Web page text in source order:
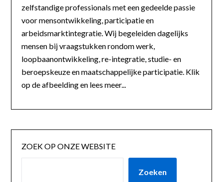
zelfstandige professionals met een gedeelde passie
voor mensontwikkeling, participatie en
arbeidsmarktintegratie. Wij begeleiden dagelijks
mensen bij vraagstukken rondom werk,
loopbaanontwikkeling, re-integratie, studie- en
beroepskeuze en maatschappelijke participatie. Klik
op de afbeelding en lees meer...
ZOEK OP ONZE WEBSITE
Zoeken